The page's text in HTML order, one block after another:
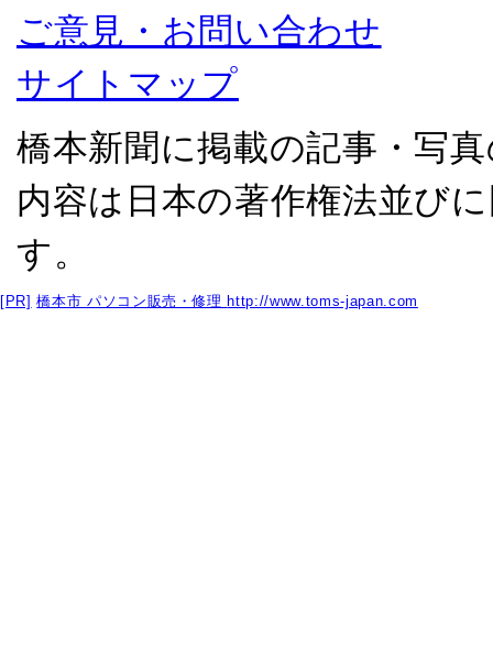
ご意見・お問い合わせ
サイトマップ
橋本新聞に掲載の記事・写
内容は日本の著作権法並び
す。
[PR] 橋本市 パソコン販売・修理 http://www.toms-japan.com